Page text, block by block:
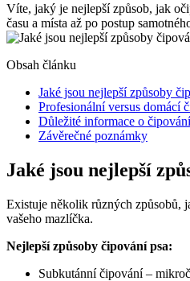
Víte, jaký je nejlepší způsob, jak
času a místa až po postup
Obsah článku
Jaké jsou nejlepší způsoby
Profesionální versus domácí
Důležité informace o
Závěrečné poznámky
Jaké jsou nejlepší
Existuje několik různých způsobů,
vašeho mazlíčka.
Nejlepší způsoby čipování psa:
Subkutánní čipování –